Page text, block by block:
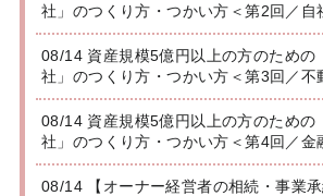
社」のつくり方・つかい方＜第2回／自
08/14 資産規模5億円以上の方のための
社」のつくり方・つかい方＜第3回／不
08/14 資産規模5億円以上の方のための
社」のつくり方・つかい方＜第4回／金
08/14 【オーナー経営者の相続・事業承